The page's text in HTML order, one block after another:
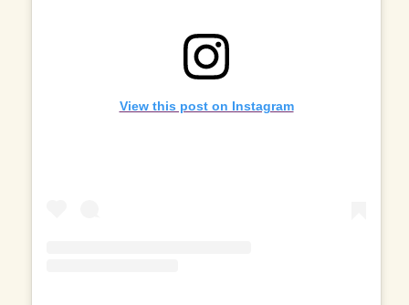
View this post on Instagram